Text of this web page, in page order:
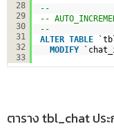
28
29
30
31
32
33
--
--
--
ALTER TABLE
MODIFY
ตาราง tbl_chat ปร